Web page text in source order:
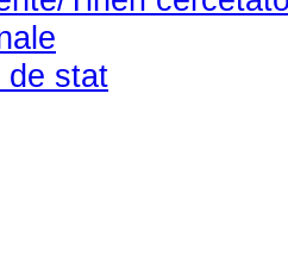
de stat